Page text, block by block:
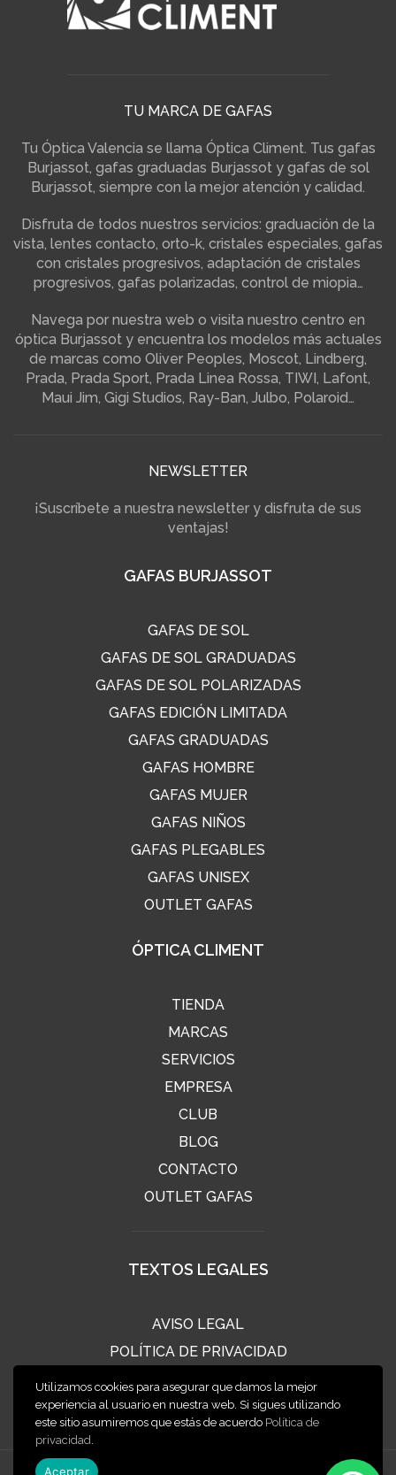
TU MARCA DE GAFAS
Tu Óptica Valencia se llama Óptica Climent. Tus gafas
Burjassot, gafas graduadas Burjassot y gafas de sol
Burjassot, siempre con la mejor atención y calidad.
Disfruta de todos nuestros servicios: graduación de la
vista, lentes contacto, orto-k, cristales especiales, gafas
con cristales progresivos, adaptación de cristales
progresivos, gafas polarizadas, control de miopia…
Navega por nuestra web o visita nuestro centro en
óptica Burjassot y encuentra los modelos más actuales
de marcas como Oliver Peoples, Moscot, Lindberg,
Prada, Prada Sport, Prada Linea Rossa, TIWI, Lafont,
Maui Jim, Gigi Studios, Ray-Ban, Julbo, Polaroid…
NEWSLETTER
¡Suscríbete a nuestra newsletter y disfruta de sus
ventajas!
GAFAS BURJASSOT
GAFAS DE SOL
GAFAS DE SOL GRADUADAS
GAFAS DE SOL POLARIZADAS
GAFAS EDICIÓN LIMITADA
GAFAS GRADUADAS
GAFAS HOMBRE
GAFAS MUJER
GAFAS NIÑOS
GAFAS PLEGABLES
GAFAS UNISEX
OUTLET GAFAS
ÓPTICA CLIMENT
TIENDA
MARCAS
SERVICIOS
EMPRESA
CLUB
BLOG
CONTACTO
OUTLET GAFAS
TEXTOS LEGALES
AVISO LEGAL
POLÍTICA DE PRIVACIDAD
POLÍTICA DE COOKIES
CONDICIONES DE VENTA
Utilizamos cookies para asegurar que damos la mejor
experiencia al usuario en nuestra web. Si sigues utilizando
este sitio asumiremos que estás de acuerdo Política de
privacidad.
Aceptar